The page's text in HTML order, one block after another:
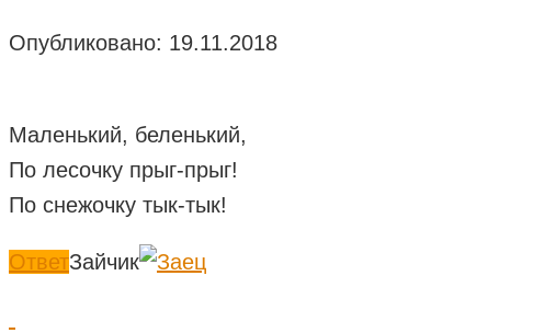
Опубликовано: 19.11.2018
Маленький, беленький,
По лесочку прыг-прыг!
По снежочку тык-тык!
ОтветЗайчик